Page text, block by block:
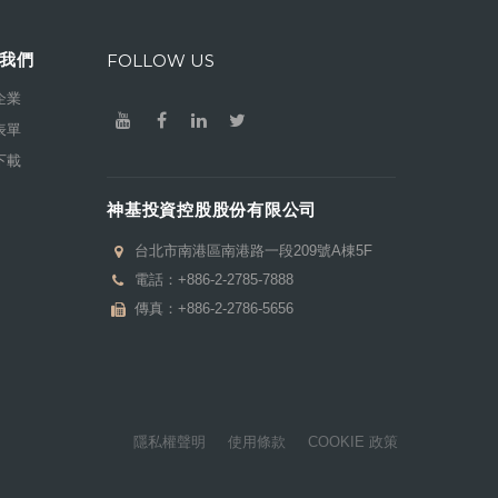
們
業
單
載
FOLLOW US
神基投資控股股份有限公司
台北市南港區南港路一段209號A棟5F
電話： +886-2-2785-7888
傳真：+886-2-2786-5656
隱私權聲明 使用條款 COOKIE 政策